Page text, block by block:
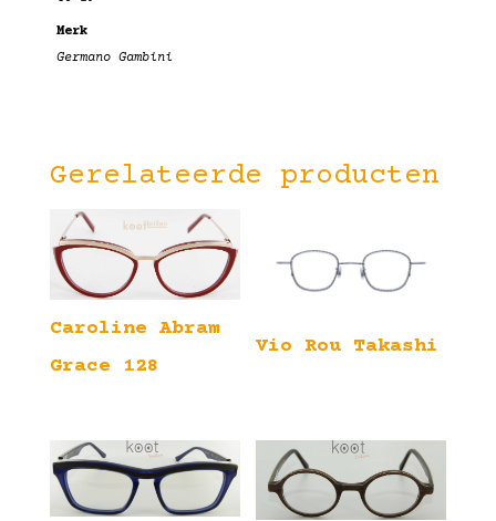
Merk
Germano Gambini
Gerelateerde producten
Caroline Abram
Grace 128
Vio Rou Takashi